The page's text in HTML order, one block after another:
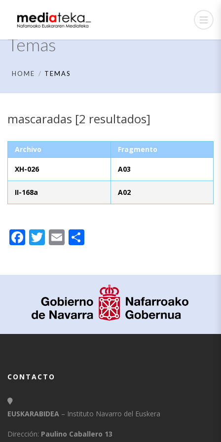
Temas
HOME TEMAS
mascaradas [2 resultados]
Archivo Fragmento
XH-026 A03
II-168a A02
Facebook
Twitter
Email
CONTACTO
EUSKARABIDEA – Instituto Navarro del Euskera
Dirección: Paulino Caballero 13